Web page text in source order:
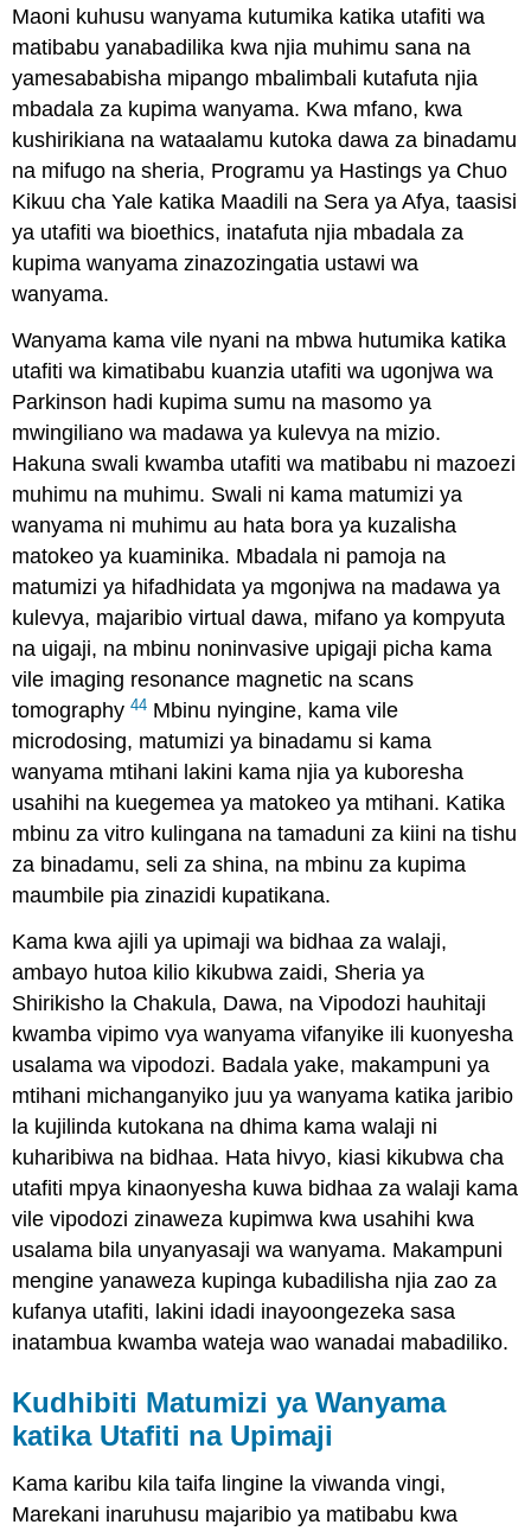
Maoni kuhusu wanyama kutumika katika utafiti wa
matibabu yanabadilika kwa njia muhimu sana na
yamesababisha mipango mbalimbali kutafuta njia
mbadala za kupima wanyama. Kwa mfano, kwa
kushirikiana na wataalamu kutoka dawa za binadamu
na mifugo na sheria, Programu ya Hastings ya Chuo
Kikuu cha Yale katika Maadili na Sera ya Afya, taasisi
ya utafiti wa bioethics, inatafuta njia mbadala za
kupima wanyama zinazozingatia ustawi wa
wanyama.
Wanyama kama vile nyani na mbwa hutumika katika
utafiti wa kimatibabu kuanzia utafiti wa ugonjwa wa
Parkinson hadi kupima sumu na masomo ya
mwingiliano wa madawa ya kulevya na mizio.
Hakuna swali kwamba utafiti wa matibabu ni mazoezi
muhimu na muhimu. Swali ni kama matumizi ya
wanyama ni muhimu au hata bora ya kuzalisha
matokeo ya kuaminika. Mbadala ni pamoja na
matumizi ya hifadhidata ya mgonjwa na madawa ya
kulevya, majaribio virtual dawa, mifano ya kompyuta
na uigaji, na mbinu noninvasive upigaji picha kama
vile imaging resonance magnetic na scans
tomography44 Mbinu nyingine, kama vile
microdosing, matumizi ya binadamu si kama
wanyama mtihani lakini kama njia ya kuboresha
usahihi na kuegemea ya matokeo ya mtihani. Katika
mbinu za vitro kulingana na tamaduni za kiini na tishu
za binadamu, seli za shina, na mbinu za kupima
maumbile pia zinazidi kupatikana.
Kama kwa ajili ya upimaji wa bidhaa za walaji,
ambayo hutoa kilio kikubwa zaidi, Sheria ya
Shirikisho la Chakula, Dawa, na Vipodozi hauhitaji
kwamba vipimo vya wanyama vifanyike ili kuonyesha
usalama wa vipodozi. Badala yake, makampuni ya
mtihani michanganyiko juu ya wanyama katika jaribio
la kujilinda kutokana na dhima kama walaji ni
kuharibiwa na bidhaa. Hata hivyo, kiasi kikubwa cha
utafiti mpya kinaonyesha kuwa bidhaa za walaji kama
vile vipodozi zinaweza kupimwa kwa usahihi kwa
usalama bila unyanyasaji wa wanyama. Makampuni
mengine yanaweza kupinga kubadilisha njia zao za
kufanya utafiti, lakini idadi inayoongezeka sasa
inatambua kwamba wateja wao wanadai mabadiliko.
Kudhibiti Matumizi ya Wanyama
katika Utafiti na Upimaji
Kama karibu kila taifa lingine la viwanda vingi,
Marekani inaruhusu majaribio ya matibabu kwa